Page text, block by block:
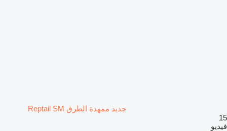
جديد ممهدة الطرق Reptail SM
15
فيديو